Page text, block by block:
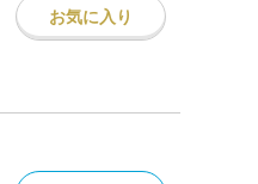
お気に入り